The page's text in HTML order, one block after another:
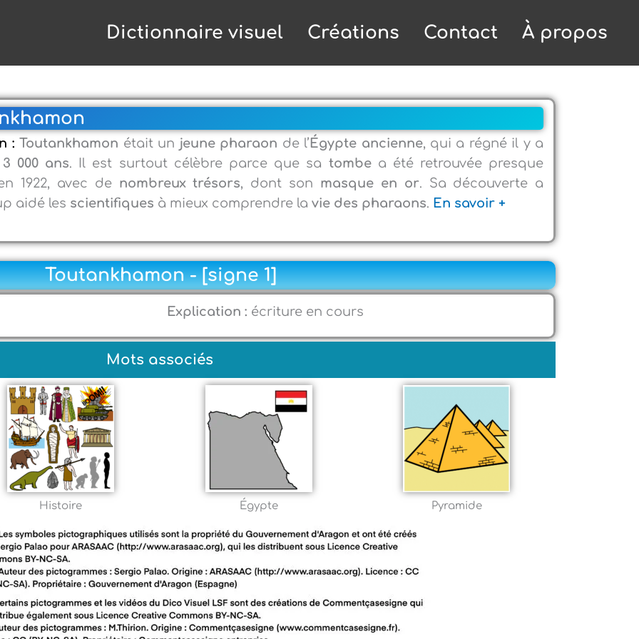
Dictionnaire visuel Créations Contact À propos
: Toutankhamon était un jeune pharaon de l’ Égypte ancienne, qui a régné il y a
3 000 ans. Il est surtout célèbre parce que sa tombea été retrouvée presque
1922, avec de nombreux trésors, dont son masque en or. Sa découverte a
aidé les scientifiques à mieux comprendre lavie des pharaons. En savoir +
Toutankhamon - [signe 1]
Explication : écriture en cours
Mots associés
Histoire Égypte Pyramide